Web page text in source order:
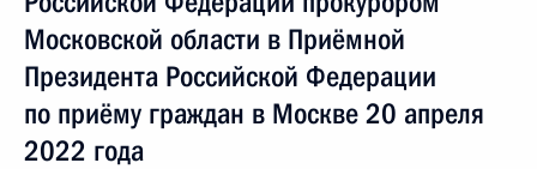
Московской области в Приёмной
Президента Российской Федерации
по приёму граждан в Москве 20 апреля
2022 года